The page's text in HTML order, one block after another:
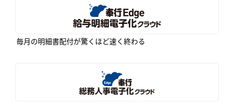
毎月の明細書配付が驚くほど速く終わる